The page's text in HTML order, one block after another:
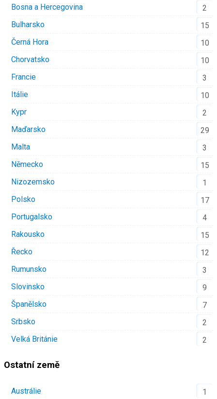
Bosna a Hercegovina
2
Bulharsko
15
Černá Hora
10
Chorvatsko
10
Francie
3
Itálie
10
Kypr
2
Maďarsko
29
Malta
3
Německo
15
Nizozemsko
1
Polsko
17
Portugalsko
4
Rakousko
15
Řecko
12
Rumunsko
3
Slovinsko
9
Španělsko
7
Srbsko
2
Velká Británie
2
Ostatní země
Austrálie
1